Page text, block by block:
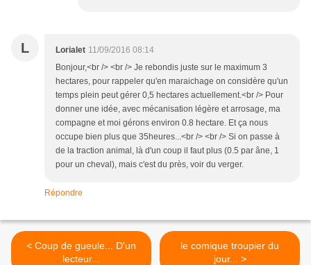
L Lorialet 11/09/2016 08:14
Bonjour,<br /> <br /> Je rebondis juste sur le maximum 3
hectares, pour rappeler qu'en maraichage on considère qu'un
temps plein peut gérer 0,5 hectares actuellement.<br /> Pour
donner une idée, avec mécanisation légère et arrosage, ma
compagne et moi gérons environ 0.8 hectare. Et ça nous
occupe bien plus que 35heures...<br /> <br /> Si on passe à
de la traction animal, là d'un coup il faut plus (0.5 par âne, 1
pour un cheval), mais c'est du près, voir du verger.
Répondre
< Coup de gueule... D'un
lecteur...
le comique troupier du
jour... >